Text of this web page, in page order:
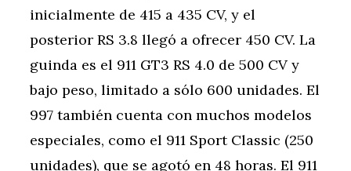
inicialmente de 415 a 435 CV, y el
posterior RS 3.8 llegó a ofrecer 450 CV. La
guinda es el 911 GT3 RS 4.0 de 500 CV y
bajo peso, limitado a sólo 600 unidades. El
997 también cuenta con muchos modelos
especiales, como el 911 Sport Classic (250
unidades), que se agotó en 48 horas. El 911